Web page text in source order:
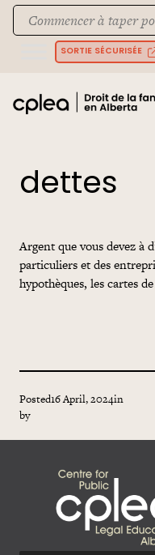
SkipRecherche
When autocomplete
SORTIE SÉCURISÉE
dettes
Argent que vous devez à
particuliers et des
hypothèques, les cartes
Posted16 April, 2024in
by